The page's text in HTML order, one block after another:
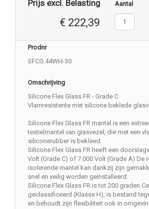
Prijs excl. Belasting
€ 222,39
Aantal
Prodnr
SFCG.44WH-30
Omschrijving
Silicone Flex Glass FR - Grade C
Vlamresistente met silicone beklede
Silicone Flex Glass FR mantel is een
textielmantel van glasvezel, die met een
siliconerubber is bekleed.
Silicone Flex Glass FR heeft een
Volt (Grade C) of 7.000 Volt (Grade A) De
isolerende mantel kan dankzij zijn
snel en veilig worden geïnstalleerd.
Silicone Flex Glass FR is tot 200 graden
geclassificeerd (Klasse H), is bestand
en behoudt zijn flexibiliteit ook in